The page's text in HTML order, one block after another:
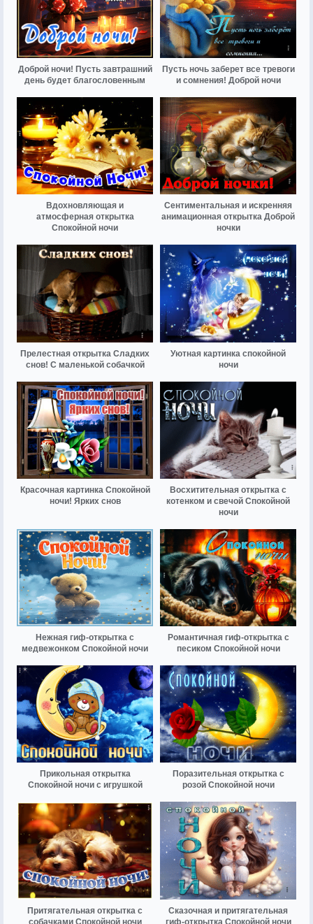
Доброй ночи! Пусть завтрашний
день будет благословенным
Пусть ночь заберет все тревоги
и сомнения! Доброй ночи
Вдохновляющая и
атмосферная открытка
Спокойной ночи
Сентиментальная и искренняя
анимационная открытка Доброй
ночки
Прелестная открытка Сладких
снов! С маленькой собачкой
Уютная картинка спокойной
ночи
Красочная картинка Спокойной
ночи! Ярких снов
Восхитительная открытка с
котенком и свечой Спокойной
ночи
Нежная гиф-открытка с
медвежонком Спокойной ночи
Романтичная гиф-открытка с
песиком Спокойной ночи
Прикольная открытка
Спокойной ночи с игрушкой
Поразительная открытка с
розой Спокойной ночи
Притягательная открытка с
собачками Спокойной ночи
Сказочная и притягательная
гиф-открытка Спокойной ночи